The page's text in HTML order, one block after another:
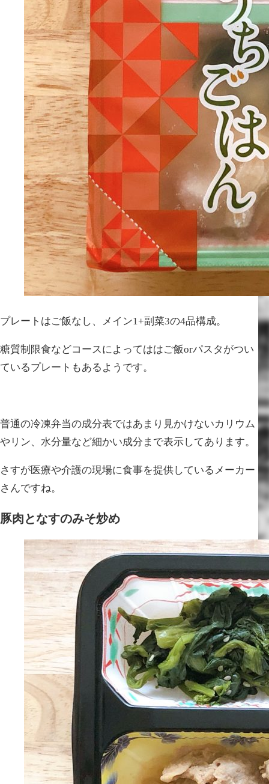
プレートはご飯なし、メイン1+副菜3の4品構成。
糖質制限食などコースによってははご飯orパスタがつい
ているプレートもあるようです。
普通の冷凍弁当の成分表ではあまり見かけないカリウム
やリン、水分量など細かい成分まで表示してあります。
さすが医療や介護の現場に食事を提供しているメーカー
さんですね。
豚肉となすのみそ炒め